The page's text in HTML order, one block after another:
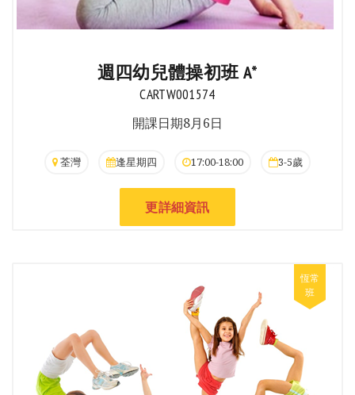
週四幼兒體操初班 A*
CARTW001574
開課日期8月6日
荃灣 逢星期四 17:00-18:00 3-5歲
更詳細資訊